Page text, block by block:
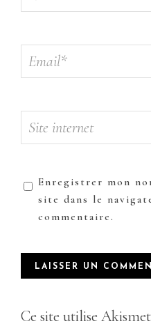
Enregistrer mon
site dans le
commentaire.
Ce site utilise